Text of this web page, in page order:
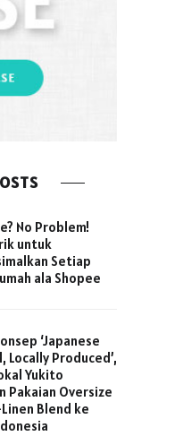
No Problem!
untuk
Setiap
ala Shopee
‘Japanese
Locally Produced’,
Yukito
Pakaian Oversize
Blend ke